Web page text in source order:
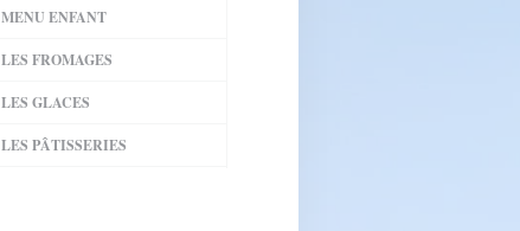
MENU ENFANT
LES FROMAGES
LES GLACES
LES PÂTISSERIES